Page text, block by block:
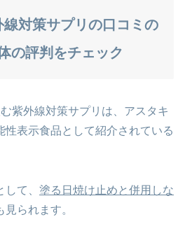
対策サプリの口コミの
の評判をチェック
紫外線対策サプリは、アスタキ
性表示食品として紹介されている
て、 塗る日焼け止めと併用しな
られます。